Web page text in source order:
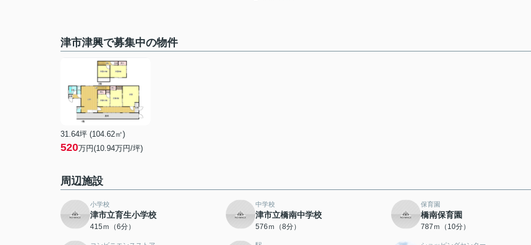
津市津興で募集中の物件
31.64坪 (104.62㎡)
520万円(10.94万円/坪)
周辺施設
小学校
津市立育生小学校
415ｍ（6分）
中学校
津市立橋南中学校
576ｍ（8分）
保育園
橋南保育園
787ｍ（10分）